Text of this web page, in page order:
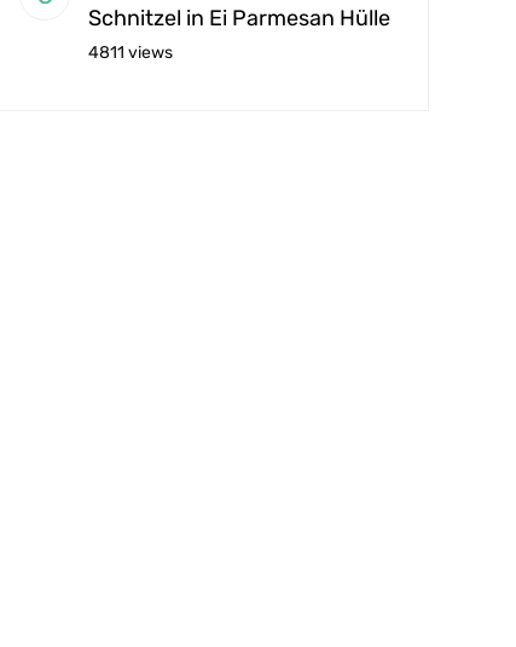
Schnitzel in Ei Parmesan Hülle
4811 views